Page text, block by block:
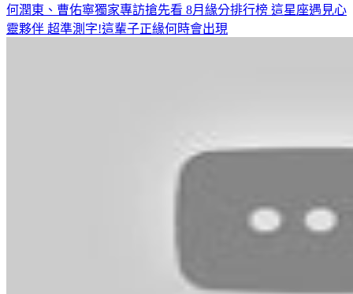
何潤東、曹佑寧獨家專訪搶先看 8月緣分排行榜 這星座遇見心
靈夥伴 超準測字!這輩子正緣何時會出現